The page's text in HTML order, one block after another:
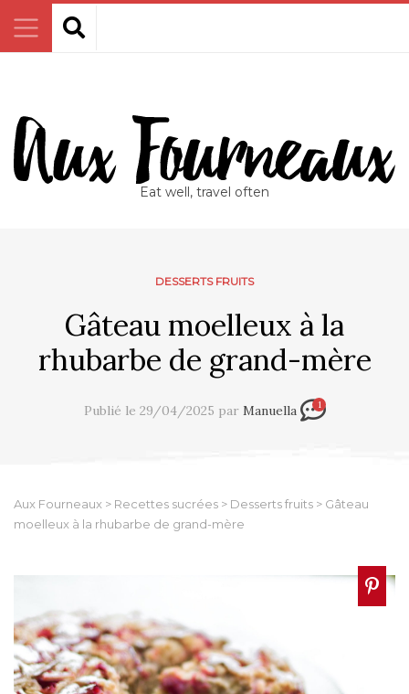
Eat well, travel often
DESSERTS FRUITS
Gâteau moelleux à la
rhubarbe de grand-mère
Publié le 29/04/2025 par Manuella 1
Aux Fourneaux > Recettes sucrées > Desserts fruits > Gâteau
moelleux à la rhubarbe de grand-mère